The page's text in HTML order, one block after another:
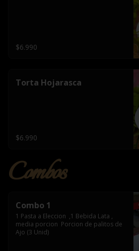
$6.990
Torta Hojarasca
$6.990
Combos
Combo 1
1 Pasta a Eleccion  ,1 Bebida Lata ,
media porcion  Porcion de palitos de
Ajo (3 Unid)